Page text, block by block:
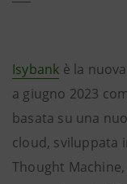
Isybank è la
a giugno 2023
basata su una
cloud, sviluppata
Thought